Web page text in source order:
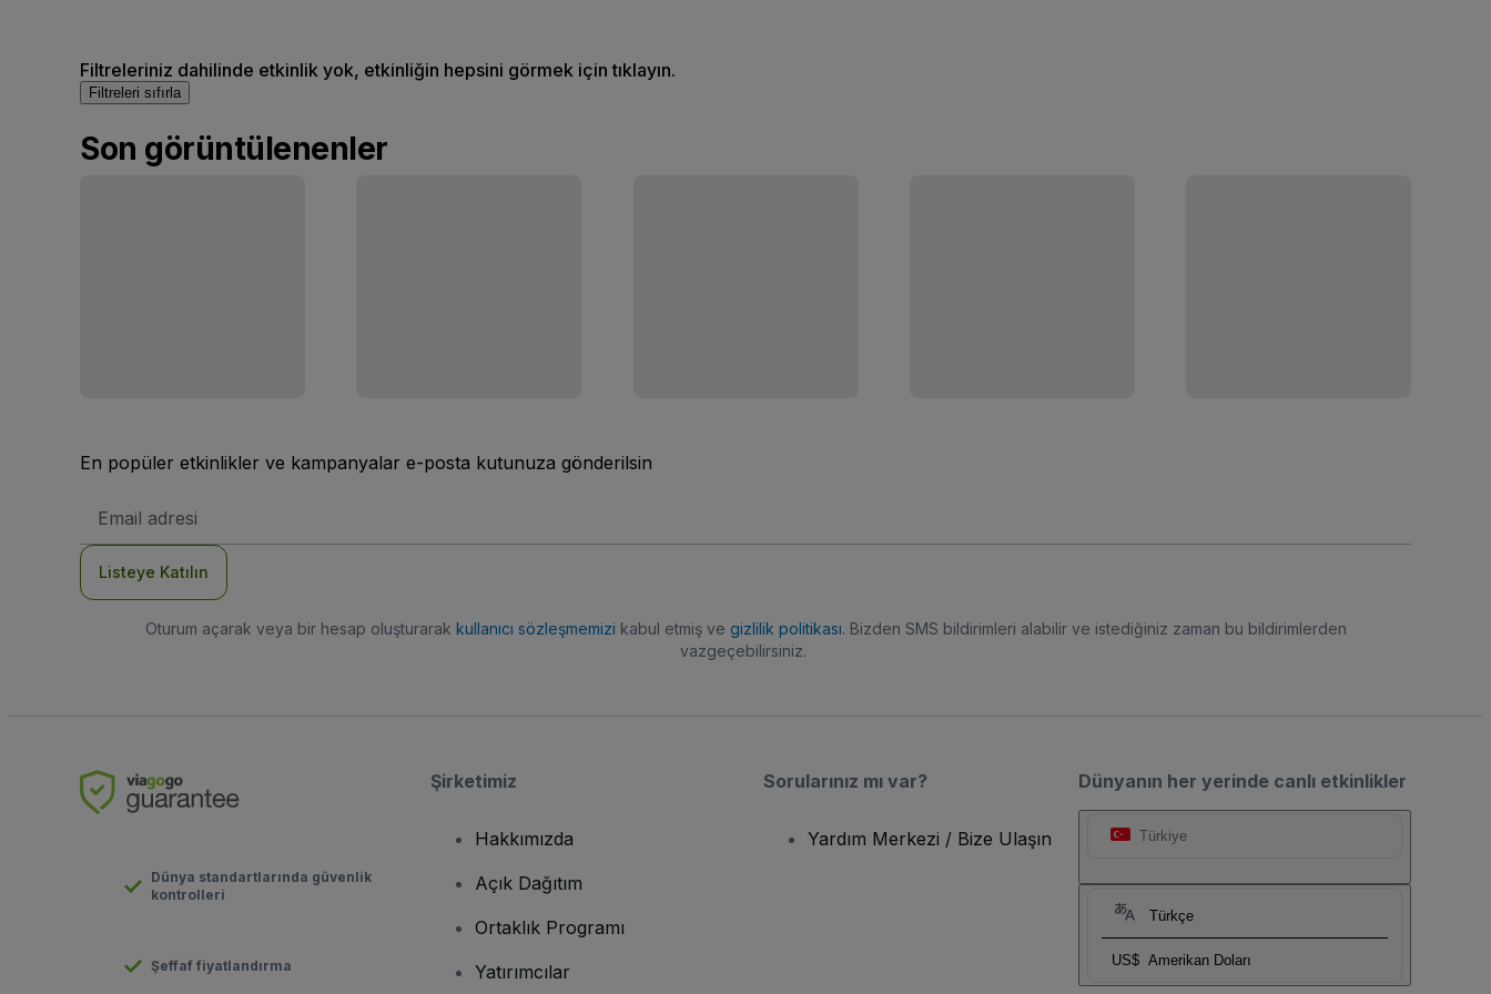
Filtreleriniz dahilinde etkinlik yok, etkinliğin hepsini görmek için tıklayın.
Filtreleri sıfırla
Son görüntülenenler
En popüler etkinlikler ve kampanyalar e-posta kutunuza gönderilsin
posta
Listeye Katılın
Oturum açarak veya bir hesap oluşturarak kullanıcı sözleşmemizi kabul etmiş ve gizlilik politikası. Bizden SMS bildirimleri alabilir ve istediğiniz zaman bu bildirimlerden
vazgeçebilirsiniz.
Dünyanın her yerinde canlı etkinlikler
Türkiye
Türkçe
US$ Amerikan Doları
Dünya standartlarında güvenlik
kontrolleri
Şeffaf fiyatlandırma
Şirketimiz
Hakkımızda
Açık Dağıtım
Ortaklık Programı
Yatırımcılar
Sorularınız mı var?
Yardım Merkezi / Bize Ulaşın